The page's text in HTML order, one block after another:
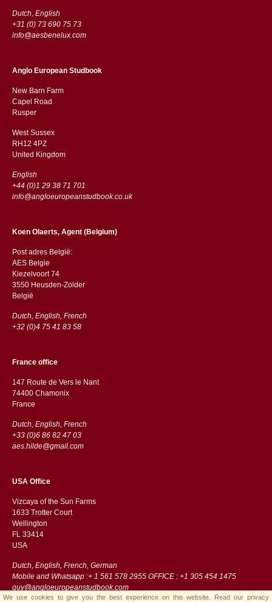
Dutch, English
+31 (0) 73 690 75 73
info@aesbenelux.com
Anglo European Studbook
New Barn Farm
Capel Road
​​Rusper
West Sussex
RH12 4PZ
​​United Kingdom
English
+44 (0)1 29 38 71 701
info@angloeuropeanstudbook.co.uk
Koen Olaerts, Agent (Belgium)
Post adres België:
AES Belgie
Kiezelvoort 74
3550 Heusden-Zolder
België
Dutch, English, French
+32 (0)4 75 41 83 58
France office
147 Route de Vers le Nant
74400 Chamonix
France
Dutch, English, French
+33 (0)6 86 82 47 03
aes.hilde@gmail.com
USA Office
Vizcaya of the Sun Farms
1633 Trotter Court
Wellington
FL 33414
USA
Dutch, English, French, German
Mobile and Whatsapp :+ 1 561 578 2955 OFFICE : +1 305 454 1475
guy@angloeuropeanstudbook.com
We use cookies to give you the best experience on this website. Read our privacy